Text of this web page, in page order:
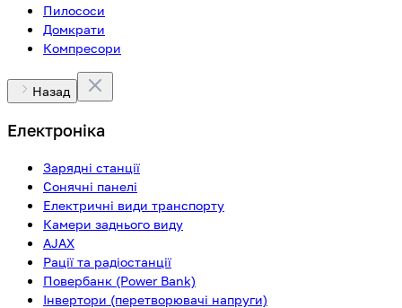
Пилососи
Домкрати
Компресори
Назад
Електроніка
Зарядні станції
Сонячні панелі
Електричні види транспорту
Камери заднього виду
AJAX
Рації та радіостанції
Повербанк (Power Bank)
Інвертори (перетворювачі напруги)